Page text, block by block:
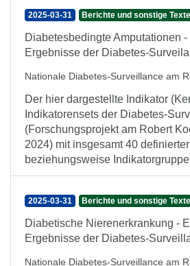
2025-03-31 Berichte und sonstige Texte
Diabetesbedingte Amputationen
Ergebnisse der Diabetes-
Nationale Diabetes-Surveillance am
Der hier dargestellte Indikator
Indikatorensets der Diabetes-
(Forschungsprojekt am Robert
2024) mit insgesamt 40
beziehungsweise
2025-03-31 Berichte und sonstige Texte
Diabetische Nierenerkrankung -
Ergebnisse der Diabetes-
Nationale Diabetes-Surveillance am